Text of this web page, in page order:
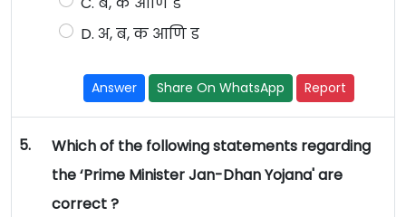
D. अ, ब, क आणि ड
Answer Share On WhatsApp Report
5.
Which of the following statements regarding
the ‘Prime Minister Jan-Dhan Yojana' are
correct ?